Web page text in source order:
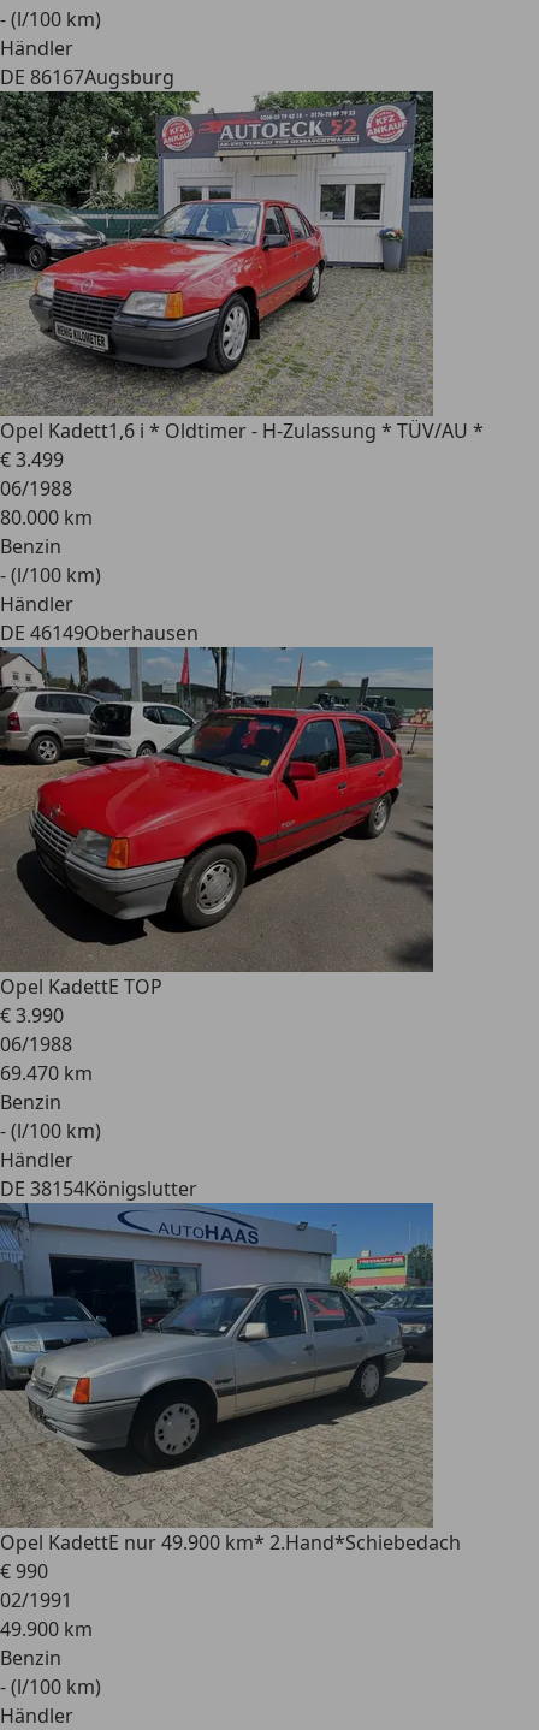
- (l/100 km)
Händler
DE 86167Augsburg
Opel Kadett1,6 i * Oldtimer - H-Zulassung * TÜV/AU *
€ 3.499
06/1988
80.000 km
Benzin
- (l/100 km)
Händler
DE 46149Oberhausen
Opel KadettE TOP
€ 3.990
06/1988
69.470 km
Benzin
- (l/100 km)
Händler
DE 38154Königslutter
Opel KadettE nur 49.900 km* 2.Hand*Schiebedach
€ 990
02/1991
49.900 km
Benzin
- (l/100 km)
Händler